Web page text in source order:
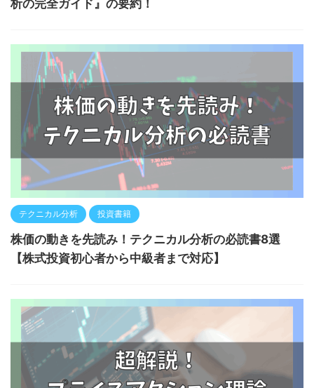
析の完全ガイド』の要約！
テクニカル分析 投資書籍
株価の動きを先読み！テクニカル分析の必読書8選
【株式投資初心者から中級者まで対応】